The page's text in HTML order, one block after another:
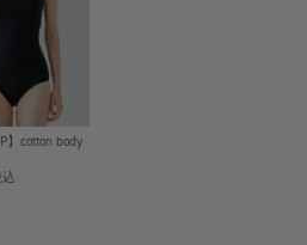
】cotton body